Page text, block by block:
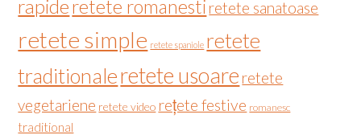
rapideretete romanesti retete sanatoase
retete simple retete spaniole retete
traditionaleretete usoare retete
vegetariene retete video rețete festive romanesc
traditional